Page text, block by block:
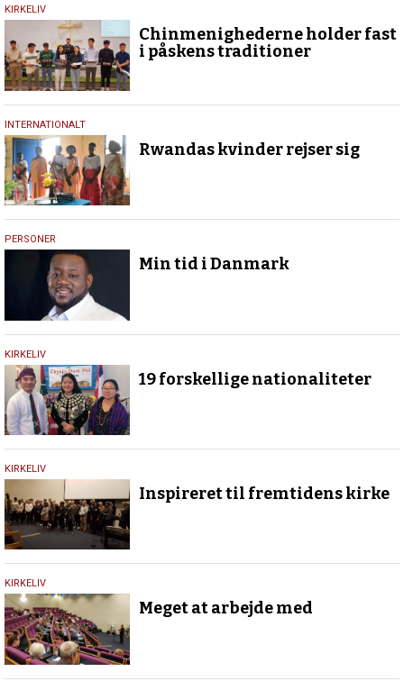
2.
2023
KIRKELIV
Chinmenighederne holder fast
i påskens traditioner
18.
marts
2023
INTERNATIONALT
Rwandas kvinder rejser sig
11.
februar
PERSONER
Min tid i Danmark
11.
februar
2022
KIRKELIV
19 forskellige nationaliteter
9.
februar
2022
KIRKELIV
Inspireret til fremtidens kirke
9.
februar
2022
KIRKELIV
Meget at arbejde med